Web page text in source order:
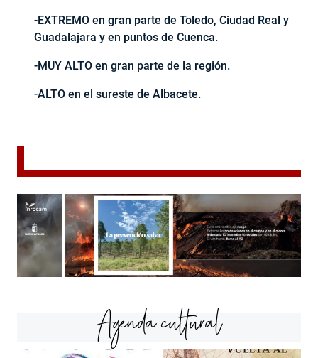
-EXTREMO en gran parte de Toledo, Ciudad Real y
Guadalajara y en puntos de Cuenca.
-MUY ALTO en gran parte de la región.
-ALTO en el sureste de Albacete.
Agenda cultural